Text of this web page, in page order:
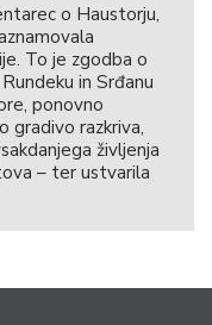
o Haustorju,
To je zgodba o
in Srđanu
ponovno
gradivo razkriva,
življenja
– ter ustvarila